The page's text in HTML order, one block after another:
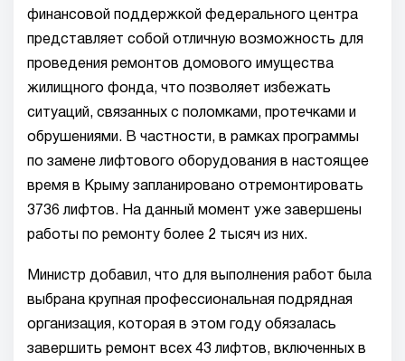
финансовой поддержкой федерального центра
представляет собой отличную возможность для
проведения ремонтов домового имущества
жилищного фонда, что позволяет избежать
ситуаций, связанных с поломками, протечками и
обрушениями. В частности, в рамках программы
по замене лифтового оборудования в настоящее
время в Крыму запланировано отремонтировать
3736 лифтов. На данный момент уже завершены
работы по ремонту более 2 тысяч из них.
Министр добавил, что для выполнения работ была
выбрана крупная профессиональная подрядная
организация, которая в этом году обязалась
завершить ремонт всех 43 лифтов, включенных в